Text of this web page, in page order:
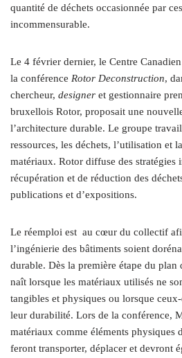
quantité de déchets occasionnée par
incommensurable.
Le 4 février dernier, le Centre
la conférence Rotor Deconstruction,
chercheur, designer et gestionnaire
bruxellois Rotor, proposait une
l’architecture durable. Le groupe
ressources, les déchets, l’utilisation et
matériaux. Rotor diffuse des stratégies
récupération et de réduction des
publications et d’expositions.
Le réemploi est au cœur du collectif
l’ingénierie des bâtiments soient
durable. Dès la première étape du
naît lorsque les matériaux utilisés ne
tangibles et physiques ou lorsque
leur durabilité. Lors de la conférence,
matériaux comme éléments physiques
feront transporter, déplacer et devront